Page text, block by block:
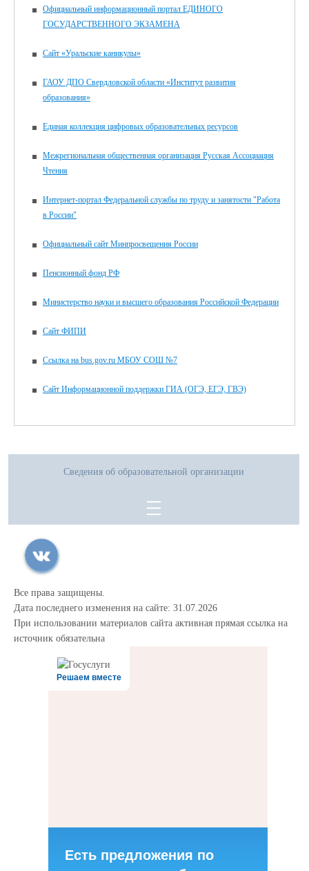
Официальный информационный портал ЕДИНОГО
ГОСУДАРСТВЕННОГО ЭКЗАМЕНА
Сайт «Уральские каникулы»
ГАОУ ДПО Свердловской области «Институт развития
образования»
Единая коллекция цифровых образовательных ресурсов
Межрегиональная общественная организация Русская Ассоциация
Чтения
Интернет-портал Федеральной службы по труду и занятости "Работа
в России"
Официальный сайт Минпросвещения России
Пенсионный фонд РФ
Министерство науки и высшего образования Российской Федерации
Сайт ФИПИ
Ссылка на bus.gov.ru МБОУ СОШ №7
Сайт Информационной поддержки ГИА (ОГЭ, ЕГЭ, ГВЭ)
Сведения об образовательной организации
Все права защищены.
Дата последнего изменения на сайте: 31.07.2026
При использовании материалов сайта активная прямая ссылка на
источник обязательна
Решаем вместе
Есть предложения по